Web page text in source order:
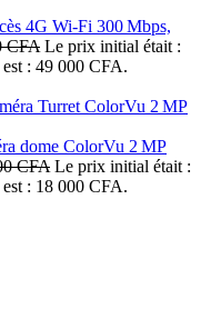
4G Wi‑Fi 300 Mbps,
CFA Le prix initial était :
: 49 000 CFA.
dome ColorVu 2 MP
CFA Le prix initial était :
: 18 000 CFA.